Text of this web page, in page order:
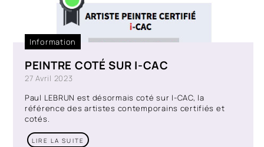
Information
PEINTRE COTÉ SUR I-CAC
27 Avril 2023
Paul LEBRUN est désormais coté sur I-CAC, la
référence des artistes contemporains certifiés et
cotés.
LIRE LA SUITE